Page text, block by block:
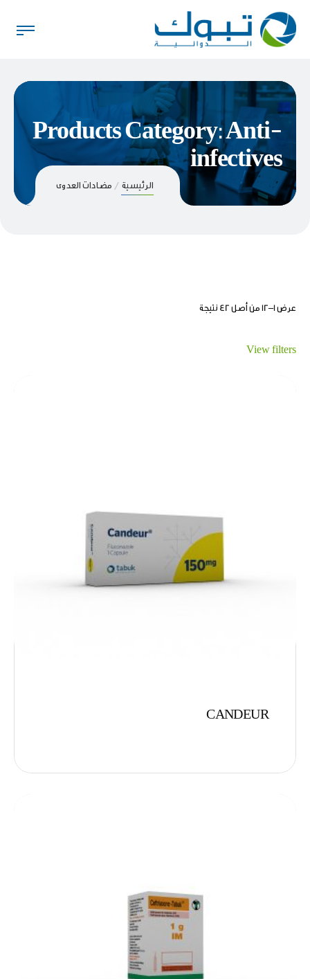
Products Category: Anti-
infectives
الرئيسية مضادات العدوى
عرض 1–12 من أصل 42 نتيجة
View filters
CANDEUR